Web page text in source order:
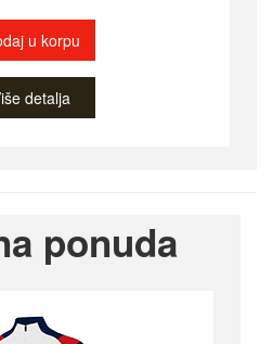
u korpu
detalja
ponuda